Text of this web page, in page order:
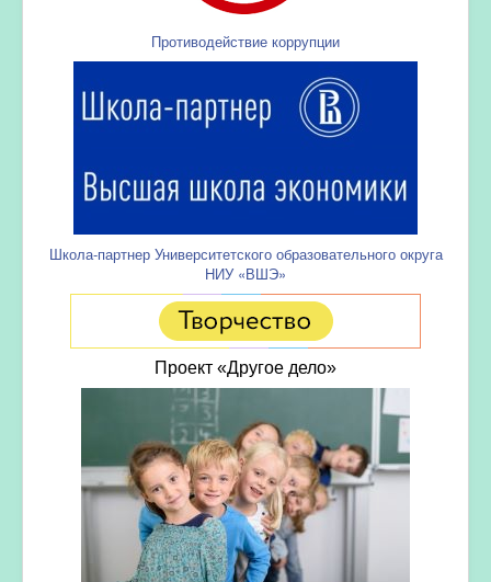
Противодействие коррупции
Школа-партнер Университетского образовательного округа
НИУ «ВШЭ»
Проект «Другое дело»